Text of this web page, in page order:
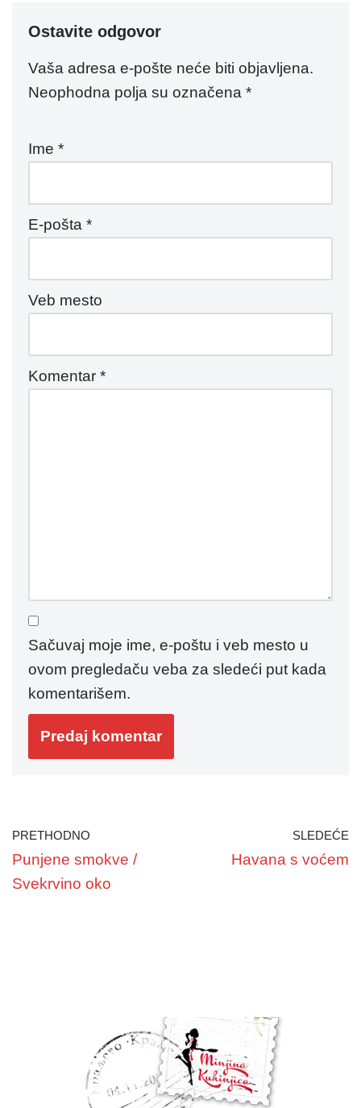
Ostavite odgovor
Vaša adresa e-pošte neće biti objavljena.
Neophodna polja su označena *
Ime *
E-pošta *
Veb mesto
Komentar *
Sačuvaj moje ime, e-poštu i veb mesto u
ovom pregledaču veba za sledeći put kada
komentarišem.
PRETHODNO
Punjene smokve /
Svekrvino oko
SLEDEĆE
Havana s voćem